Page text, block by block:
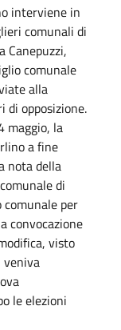
interviene in
comunali di
Canepuzzi,
comunale
alla
di opposizione.
maggio, la
a fine
nota della
di
per
convocazione
visto
veniva
le elezioni